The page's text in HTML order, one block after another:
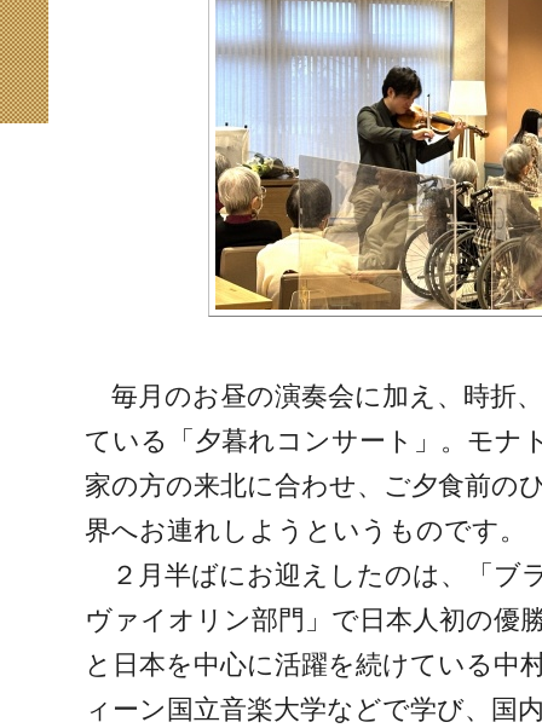
毎月のお昼の演奏会に加え、時折
ている「夕暮れコンサート」。モナ
家の方の来北に合わせ、ご夕食前の
界へお連れしようというものです。
２月半ばにお迎えしたのは、「ブ
ヴァイオリン部門」で日本人初の優
と日本を中心に活躍を続けている中
ィーン国立音楽大学などで学び、国